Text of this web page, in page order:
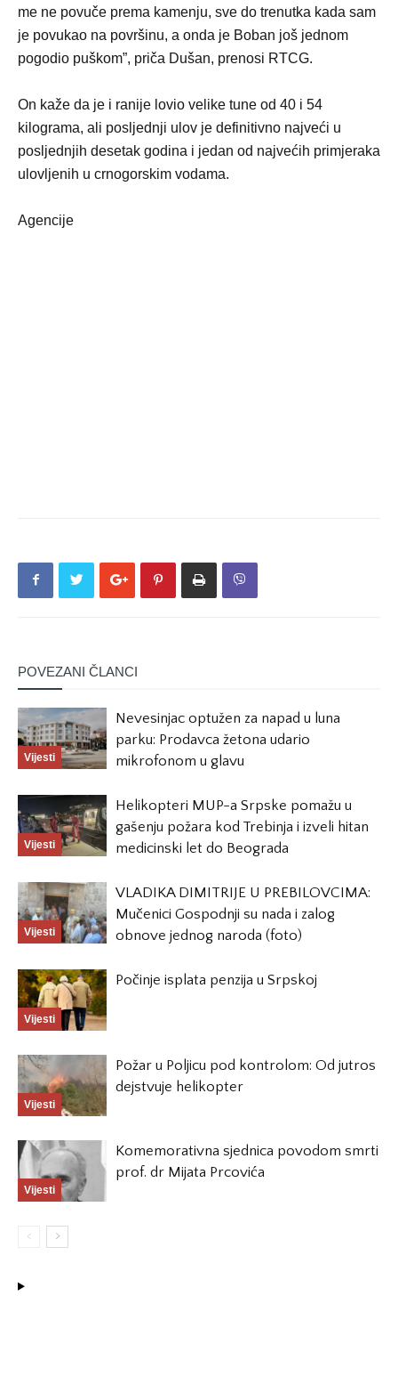
me ne povuče prema kamenju, sve do trenutka kada sam
je povukao na površinu, a onda je Boban još jednom
pogodio puškom”, priča Dušan, prenosi RTCG.
On kaže da je i ranije lovio velike tune od 40 i 54
kilograma, ali posljednji ulov je definitivno najveći u
posljednjih desetak godina i jedan od najvećih primjeraka
ulovljenih u crnogorskim vodama.
Agencije
POVEZANI ČLANCI
Vijesti
Nevesinjac optužen za napad u luna
parku: Prodavca žetona udario
mikrofonom u glavu
Vijesti
Helikopteri MUP-a Srpske pomažu u
gašenju požara kod Trebinja i izveli hitan
medicinski let do Beograda
Vijesti
VLADIKA DIMITRIJE U PREBILOVCIMA:
Mučenici Gospodnji su nada i zalog
obnove jednog naroda (foto)
Vijesti
Počinje isplata penzija u Srpskoj
Vijesti
Požar u Poljicu pod kontrolom: Od jutros
dejstvuje helikopter
Vijesti
Komemorativna sjednica povodom smrti
prof. dr Mijata Prcovića